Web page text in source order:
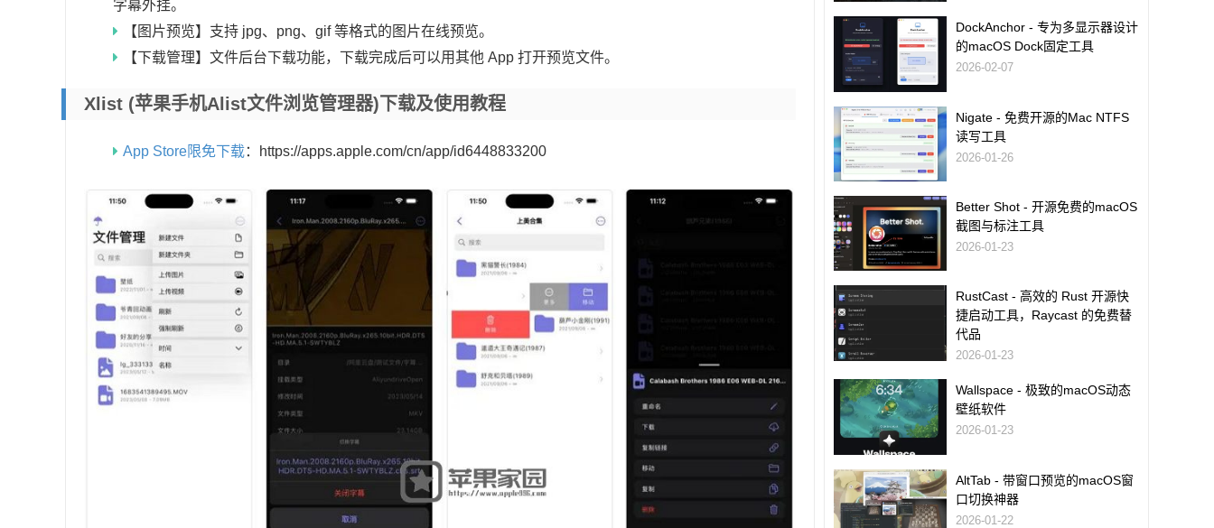
字幕外挂。
【图片预览】支持 jpg、png、gif 等格式的图片在线预览。
【下载管理】文件后台下载功能，下载完成后可以用其他 App 打开预览文件。
Xlist (苹果手机Alist文件浏览管理器)下载及使用教程
App Store限免下载：https://apps.apple.com/cn/app/id6448833200
DockAnchor - 专为多显示器设计
的macOS Dock固定工具
2026-02-07
Nigate - 免费开源的Mac NTFS
读写工具
2026-01-26
Better Shot - 开源免费的macOS
截图与标注工具
2026-01-23
RustCast - 高效的 Rust 开源快
捷启动工具，Raycast 的免费替
代品
2026-01-23
Wallspace - 极致的macOS动态
壁纸软件
2026-01-23
AltTab - 带窗口预览的macOS窗
口切换神器
2026-01-22